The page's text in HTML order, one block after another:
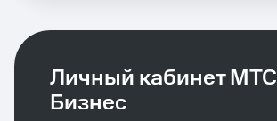
Личный кабинет МТС
Бизнес